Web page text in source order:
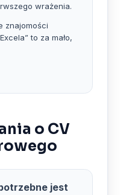
wrażenia.
znajomości
to za mało,
o CV
jest